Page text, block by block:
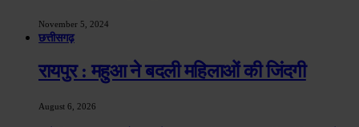
November 5, 2024
छत्तीसगढ़
रायपुर : महुआ ने बदली महिलाओं की जिंदगी
August 6, 2026